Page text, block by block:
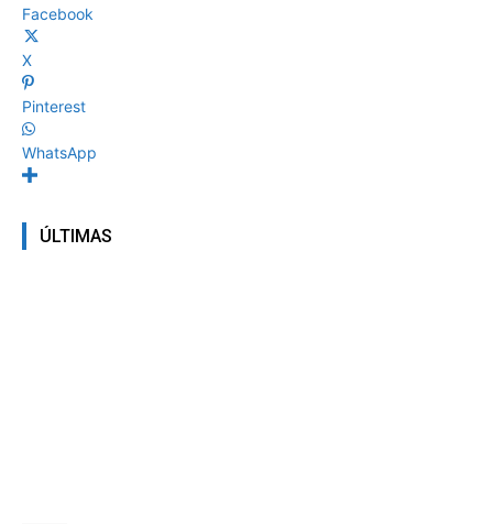
Facebook
X
Pinterest
WhatsApp
ÚLTIMAS